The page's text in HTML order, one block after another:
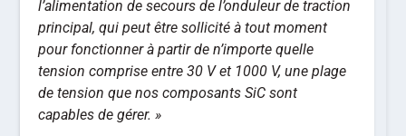
l’alimentation de secours de l’onduleur de traction
principal, qui peut être sollicité à tout moment
pour fonctionner à partir de n’importe quelle
tension comprise entre 30 V et 1000 V, une plage
de tension que nos composants SiC sont
capables de gérer. »